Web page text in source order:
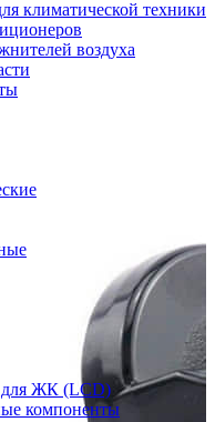
климатической техники
воздуха
для ЖК (LCD)
компоненты